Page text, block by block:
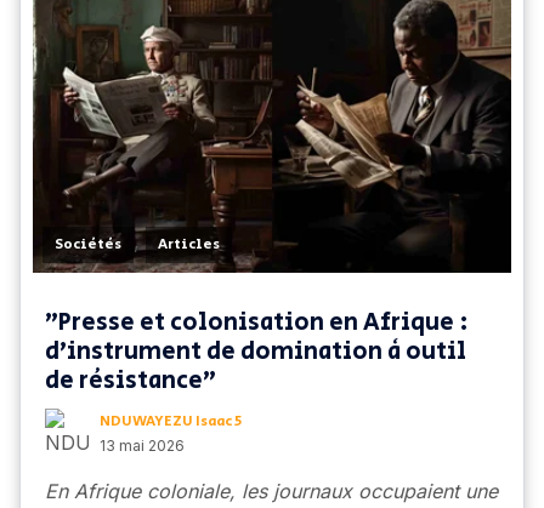
Sociétés , Articles
"Presse et colonisation en Afrique :
d'instrument de domination à outil
de résistance"
NDUWAYEZU Isaac 5
13 mai 2026
En Afrique coloniale, les journaux occupaient une